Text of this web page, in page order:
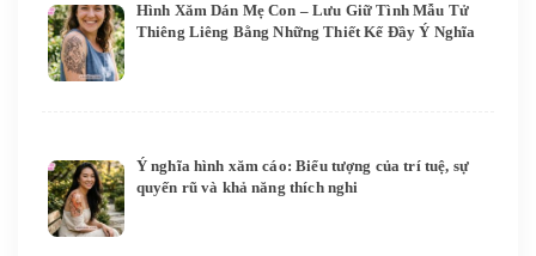
Hình Xăm Dán Mẹ Con – Lưu Giữ Tình Mẫu Tử
Thiêng Liêng Bằng Những Thiết Kế Đầy Ý Nghĩa
Ý nghĩa hình xăm cáo: Biểu tượng của trí tuệ, sự
quyến rũ và khả năng thích nghi